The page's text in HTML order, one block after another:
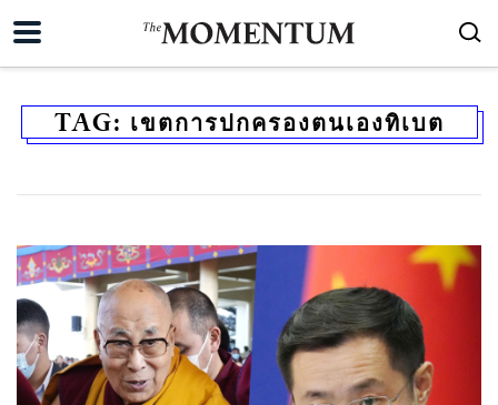
TAG: เขตการปกครองตนเองทิเบต